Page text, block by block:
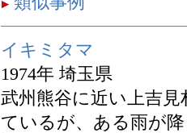
イキミタマ
1974年 埼玉県
武州熊谷に近い上吉
ているが、ある雨が